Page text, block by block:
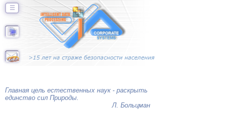
☰
Главная цель естественных наук - раскрыть
единство сил Природы.
Л. Больцман